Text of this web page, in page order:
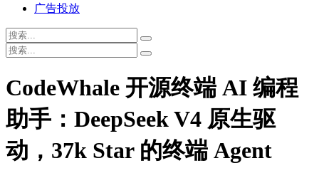
广告投放
CodeWhale 开源终端 AI 编程
助手：DeepSeek V4 原生驱
动，37k Star 的终端 Agent